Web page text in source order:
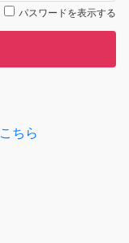
パスワードを表示する
こちら